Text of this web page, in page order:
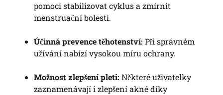
pomoci stabilizovat cyklus a zmírnit
menstruační bolesti.
Účinná prevence těhotenství: Při správném
užívání nabízí vysokou míru ochrany.
Možnost zlepšení pleti: Některé uživatelky
zaznamenávají i zlepšení akné díky